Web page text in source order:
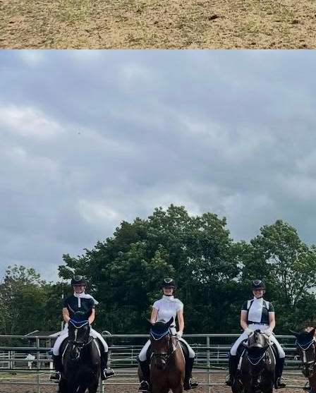
bbae310a-3f6c-4749-a0d0-a0b3373a4ea4